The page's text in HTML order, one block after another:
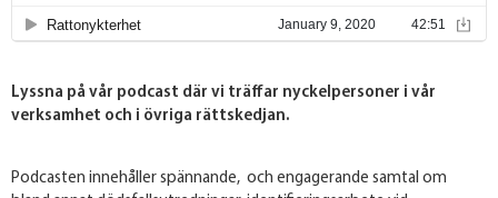
Lyssna på vår podcast där vi träffar nyckelpersoner i vår
verksamhet och i övriga rättskedjan.
Podcasten innehåller spännande, och engagerande samtal om